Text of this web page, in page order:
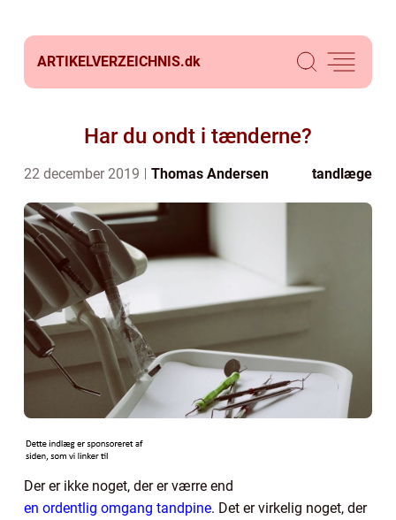
ARTIKELVERZEICHNIS.dk
Har du ondt i tænderne?
22 december 2019 Thomas Andersen tandlæge
Der er ikke noget, der er værre end
en ordentlig omgang tandpine. Det er virkelig noget, der